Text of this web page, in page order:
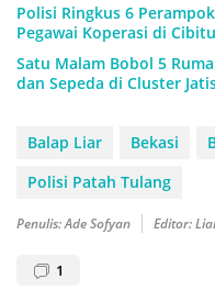
Polisi Ringkus 6
Pegawai Koperasi di
Satu Malam Bobol 5
dan Sepeda di Cluster
Balap Liar Bekasi
Polisi Patah Tulang
Penulis: Ade Sofyan Editor:
1